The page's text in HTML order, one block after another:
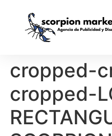
cropped-
cropped-